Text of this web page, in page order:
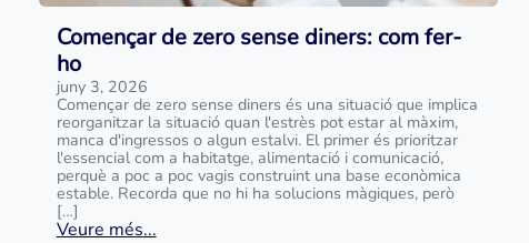
Començar de zero sense diners: com fer-
ho
juny 3, 2026
Començar de zero sense diners és una situació que implica
reorganitzar la situació quan l'estrès pot estar al màxim,
manca d'ingressos o algun estalvi. El primer és prioritzar
l'essencial com a habitatge, alimentació i comunicació,
perquè a poc a poc vagis construint una base econòmica
estable. Recorda que no hi ha solucions màgiques, però
[…]
Veure més...